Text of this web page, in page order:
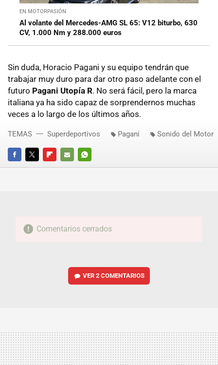
EN MOTORPASIÓN
Al volante del Mercedes-AMG SL 65: V12 biturbo, 630
CV, 1.000 Nm y 288.000 euros
Sin duda, Horacio Pagani y su equipo tendrán que
trabajar muy duro para dar otro paso adelante con el
futuro Pagani Utopía R. No será fácil, pero la marca
italiana ya ha sido capaz de sorprendernos muchas
veces a lo largo de los últimos años.
FACEBOOKTWITTERFLIPBOARD
E-
WHATSAPP
TEMAS Superdeportivos Pagani Sonido del Motor
Comentarios cerrados
VER2 COMENTARIOS